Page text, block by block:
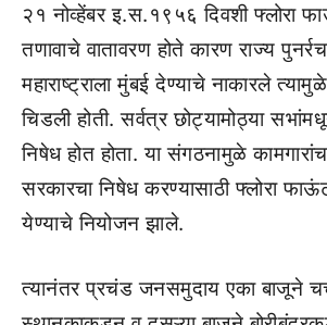
२१ नोव्हेंबर इ.स.१९५६ दिवशी फ्लोरा
तणावाचे वातावरण होते कारण राज्य
महाराष्ट्राला मुंबई देण्याचे नाकारले
चिडली होती. सर्वत्र छोट्यामोठ्या
निषेध होत होता. या संगठनामुळे
सरकारचा निषेध करण्यासाठी फ्लोरा
येण्याचे नियोजन झाले.
त्यानंतर प्रचंड जनसमुदाय एका बाजूने